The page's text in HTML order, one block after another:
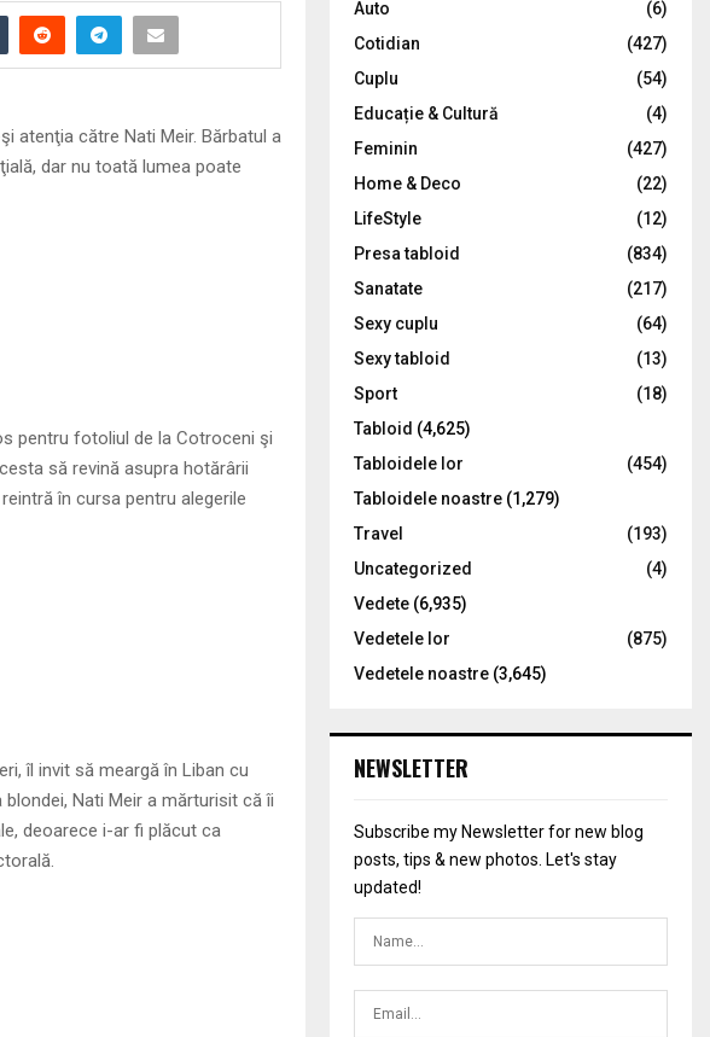
atenţia către Nati Meir. Bărbatul a
dar nu toată lumea poate
pentru fotoliul de la Cotroceni şi
să revină asupra hotărârii
în cursa pentru alegerile
îl invit să meargă în Liban cu
Nati Meir a mărturisit că îi
deoarece i-ar fi plăcut ca
:
C
Auto
(6)
Cotidian
(427)
Cuplu
(54)
Educație & Cultură
(4)
Feminin
(427)
Home & Deco
(22)
LifeStyle
(12)
Presa tabloid
(834)
Sanatate
(217)
Sexy cuplu
(64)
Sexy tabloid
(13)
Sport
(18)
Tabloid (4,625)
Tabloidele lor
(454)
Tabloidele noastre (1,279)
Travel
(193)
Uncategorized
(4)
Vedete (6,935)
Vedetele lor
(875)
Vedetele noastre (3,645)
NEWSLETTER
Subscribe my Newsletter for new blog
posts, tips & new photos. Let's stay
updated!